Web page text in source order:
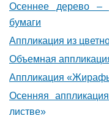
Осеннее дерево –
бумаги
Аппликация из
Объемная
Аппликация
Осенняя
листве»